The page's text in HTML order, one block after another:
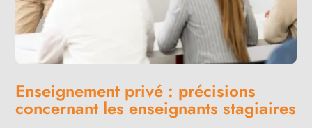
Enseignement privé : précisions
concernant les enseignants stagiaires